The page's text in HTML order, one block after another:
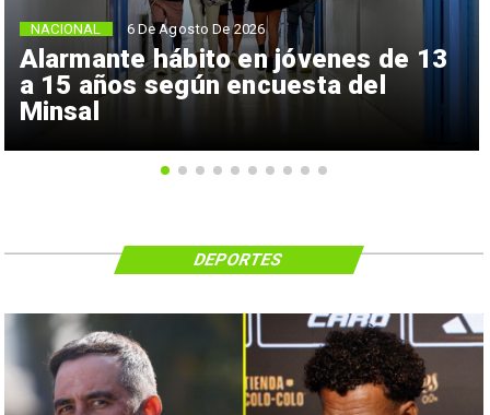
Alarmante hábito en jóvenes de 13
a 15 años según encuesta del
Minsal
NACIONAL 6 De Agosto De 2026
DEPORTES